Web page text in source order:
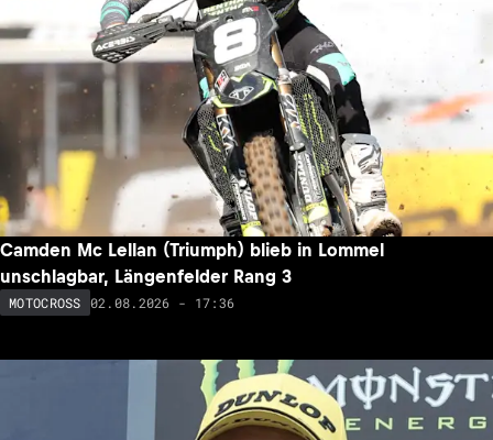
Camden Mc Lellan (Triumph) blieb in Lommel
unschlagbar, Längenfelder Rang 3
MOTOCROSS 02.08.2026 - 17:36